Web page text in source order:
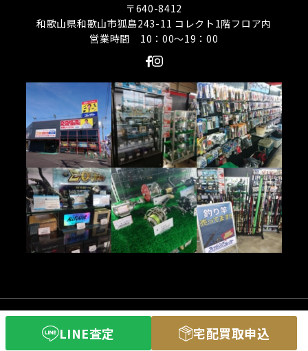
LINE査定 宅配買取申込
〒640-8412
和歌山県和歌山市狐島243-11 コレクト1階フロア内
営業時間 10：00〜19：00
(C) 釣具買取専門店フィッシングコレクト
All Rights Reserved.